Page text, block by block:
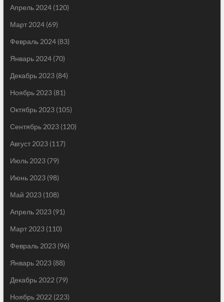
Апрель 2024(120)
Март 2024(69)
Февраль 2024(83)
Январь 2024(70)
Декабрь 2023(84)
Ноябрь 2023(81)
Октябрь 2023(105)
Сентябрь 2023(120)
Август 2023(117)
Июль 2023(79)
Июнь 2023(98)
Май 2023(108)
Апрель 2023(91)
Март 2023(110)
Февраль 2023(96)
Январь 2023(88)
Декабрь 2022 (79)
Ноябрь 2022 (223)